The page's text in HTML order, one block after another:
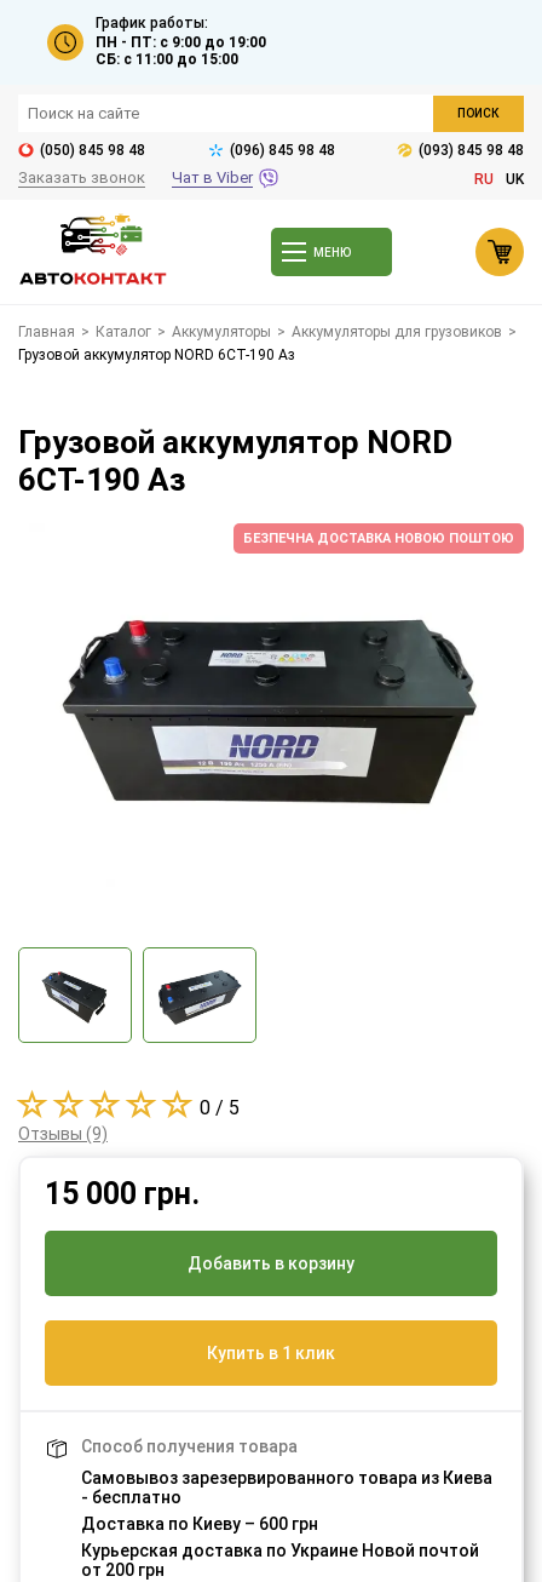
График работы:
ПН - ПТ: с 9:00 до 19:00
СБ: с 11:00 до 15:00
ПОИСК
(050) 845 98 48 (096) 845 98 48 (093) 845 98 48
Заказать звонок Чат в Viber RU UK
МЕНЮ
Главная > Каталог > Аккумуляторы > Аккумуляторы для грузовиков >
Грузовой аккумулятор NORD 6СТ-190 Аз
Грузовой аккумулятор NORD
6СТ-190 Аз
БЕЗПЕЧНА ДОСТАВКА НОВОЮ ПОШТОЮ
15 000 грн.
Добавить в корзину
Купить в 1 клик
Способ получения товара
Самовывоз зарезервированного товара из Киева
- бесплатно
Доставка по Киеву – 600 грн
Курьерская доставка по Украине Новой почтой
от 200 грн
0 / 5
Отзывы (9)